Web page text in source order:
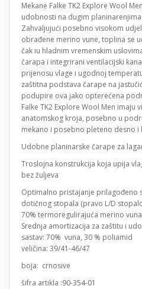
Mekane Falke TK2 Explore Wool
udobnosti na dugim
Zahvaljujući posebno visokom
obrađene merino vune, toplina se
čak iu hladnim vremenskim
čarapa i integrirani ventilacijski
prijenosu vlage i ugodnoj
zaštitna podstava čarape na
podupire ova jako opterećena
Falke TK2 Explore Wool Men imaju
anatomskog kroja, posebno u
mekano i posebno pleteno desno i
Udobne planinarske čarape za
Troslojna konstrukcija koja upija
bez žuljeva
Optimalno pristajanje prilagođeno
dotičnog stopala (pravo L/D
70% termoregulirajuća merino
Srednja amortizacija za zaštitu i
sastav: 70% vuna, 30 % poliamid
veličina: 39/41-46/47
boja: crnosive
šifra artikla :90-354-01